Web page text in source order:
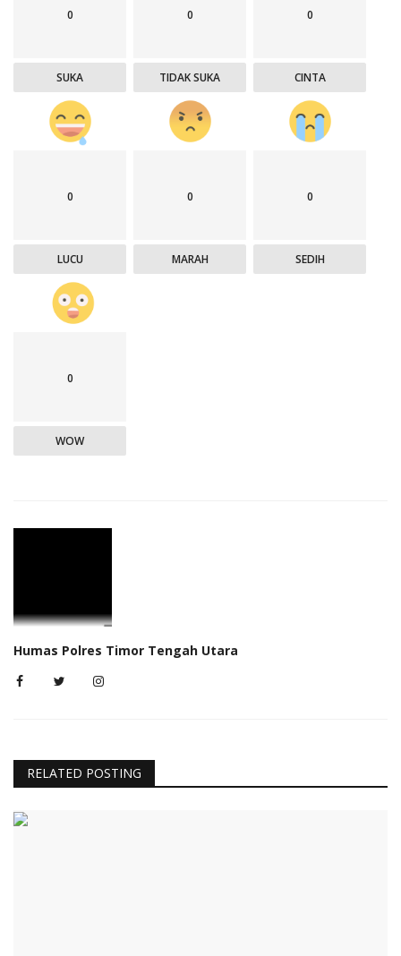
0
SUKA
0
TIDAK SUKA
0
CINTA
0
LUCU
0
MARAH
0
SEDIH
0
WOW
Humas Polres Timor Tengah Utara
RELATED POSTING